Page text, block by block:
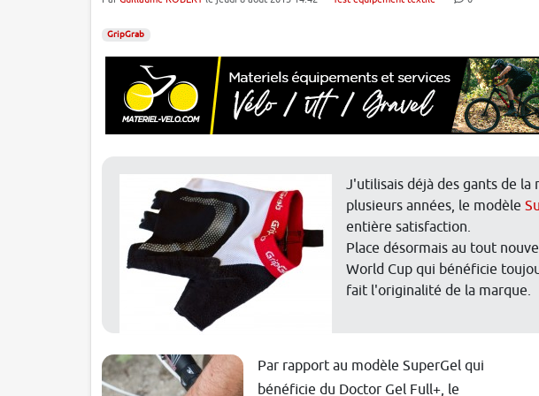
GripGrab
J'utilisais déjà des gants de la
plusieurs années, le modèle
entière satisfaction.
Place désormais au tout
World Cup qui bénéficie
fait l'originalité de la marque.
Par rapport au modèle SuperGel qui
bénéficie du Doctor Gel Full+, le